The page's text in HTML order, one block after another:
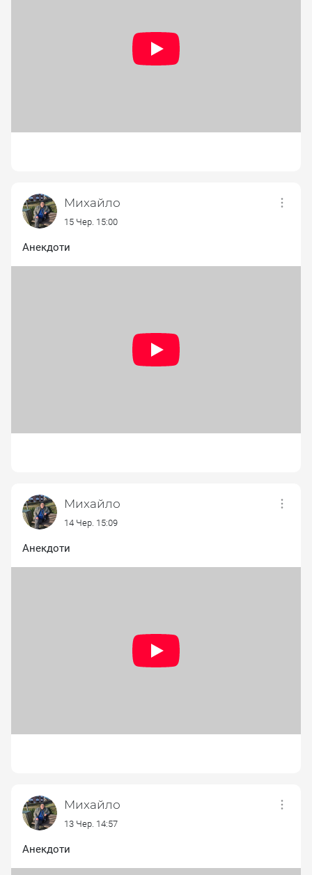
Михайло
15 Чер. 15:00
Анекдоти
Михайло
14 Чер. 15:09
Анекдоти
Михайло
13 Чер. 14:57
Анекдоти